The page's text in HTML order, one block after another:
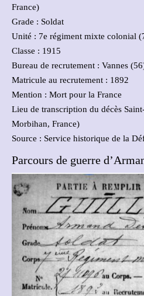
France)
Grade : Soldat
Unité : 7e régiment mixte colonial
Classe : 1915
Bureau de recrutement : Vannes
Matricule au recrutement : 1892
Mention : Mort pour la France
Lieu de transcription du décès
Morbihan, France)
Source : Service historique de la
Parcours de guerre